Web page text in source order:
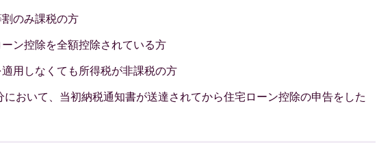
割のみ課税の方
ーン控除を全額控除されている方
適用しなくても所得税が非課税の方
において、当初納税通知書が送達されてから住宅ローン控除の申告をした